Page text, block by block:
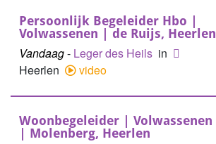
Persoonlijk Begeleider Hbo |
Volwassenen | de Ruijs, Heerlen
Vandaag- Leger des Heils in
Heerlen
video
Woonbegeleider | Volwassenen
| Molenberg, Heerlen